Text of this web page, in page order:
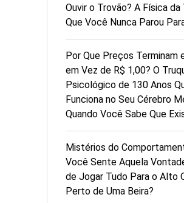
Ouvir o Trovão? A Física
Que Você Nunca Parou
Por Que Preços Terminam
em Vez de R$ 1,00? O
Psicológico de 130 Anos
Funciona no Seu Cérebro
Quando Você Sabe Que
Mistérios do
Você Sente Aquela
de Jogar Tudo Para o Alto
Perto de Uma Beira?